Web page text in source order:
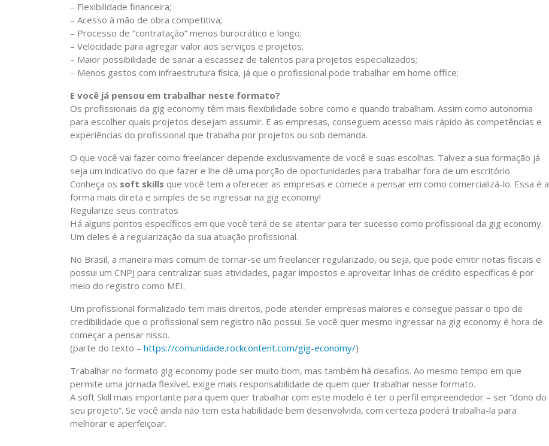
– Flexibilidade financeira;
– Acesso à mão de obra competitiva;
– Processo de “contratação” menos burocrático e longo;
– Velocidade para agregar valor aos serviços e projetos;
– Maior possibilidade de sanar a escassez de talentos para projetos especializados;
– Menos gastos com infraestrutura física, já que o profissional pode trabalhar em home office;
E você já pensou em trabalhar neste formato?
Os profissionais da gig economy têm mais flexibilidade sobre como e quando trabalham. Assim como autonomia
para escolher quais projetos desejam assumir. E as empresas, conseguem acesso mais rápido às competências e
experiências do profissional que trabalha por projetos ou sob demanda.
O que você vai fazer como freelancer depende exclusivamente de você e suas escolhas. Talvez a sua formação já
seja um indicativo do que fazer e lhe dê uma porção de oportunidades para trabalhar fora de um escritório.
Conheça os soft skills que você tem a oferecer as empresas e comece a pensar em como comercializá-lo. Essa é a
forma mais direta e simples de se ingressar na gig economy!
Regularize seus contratos
Há alguns pontos específicos em que você terá de se atentar para ter sucesso como profissional da gig economy.
Um deles é a regularização da sua atuação profissional.
No Brasil, a maneira mais comum de tornar-se um freelancer regularizado, ou seja, que pode emitir notas fiscais e
possui um CNPJ para centralizar suas atividades, pagar impostos e aproveitar linhas de crédito específicas é por
meio do registro como MEI.
Um profissional formalizado tem mais direitos, pode atender empresas maiores e consegue passar o tipo de
credibilidade que o profissional sem registro não possui. Se você quer mesmo ingressar na gig economy é hora de
começar a pensar nisso.
(parte do texto – https://comunidade.rockcontent.com/gig-economy/)
Trabalhar no formato gig economy pode ser muito bom, mas também há desafios. Ao mesmo tempo em que
permite uma jornada flexível, exige mais responsabilidade de quem quer trabalhar nesse formato.
A soft Skill mais importante para quem quer trabalhar com este modelo é ter o perfil empreendedor – ser “dono do
seu projeto”. Se você ainda não tem esta habilidade bem desenvolvida, com certeza poderá trabalha-la para
melhorar e aperfeiçoar.